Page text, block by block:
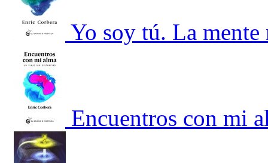
Yo soy tú. La mente
Encuentros con mi